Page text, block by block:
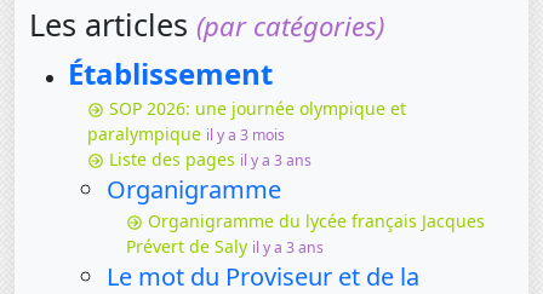
Les articles (par catégories)
Établissement
SOP 2026: une journée olympique et
paralympique il y a 3 mois
Liste des pages il y a 3 ans
Organigramme
Organigramme du lycée français Jacques
Prévert de Saly il y a 3 ans
Le mot du Proviseur et de la